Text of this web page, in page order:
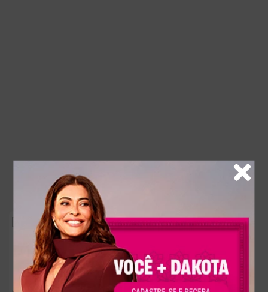
- 13%
Bota Dakota de Cano Curto Marrom
R$ 219,90